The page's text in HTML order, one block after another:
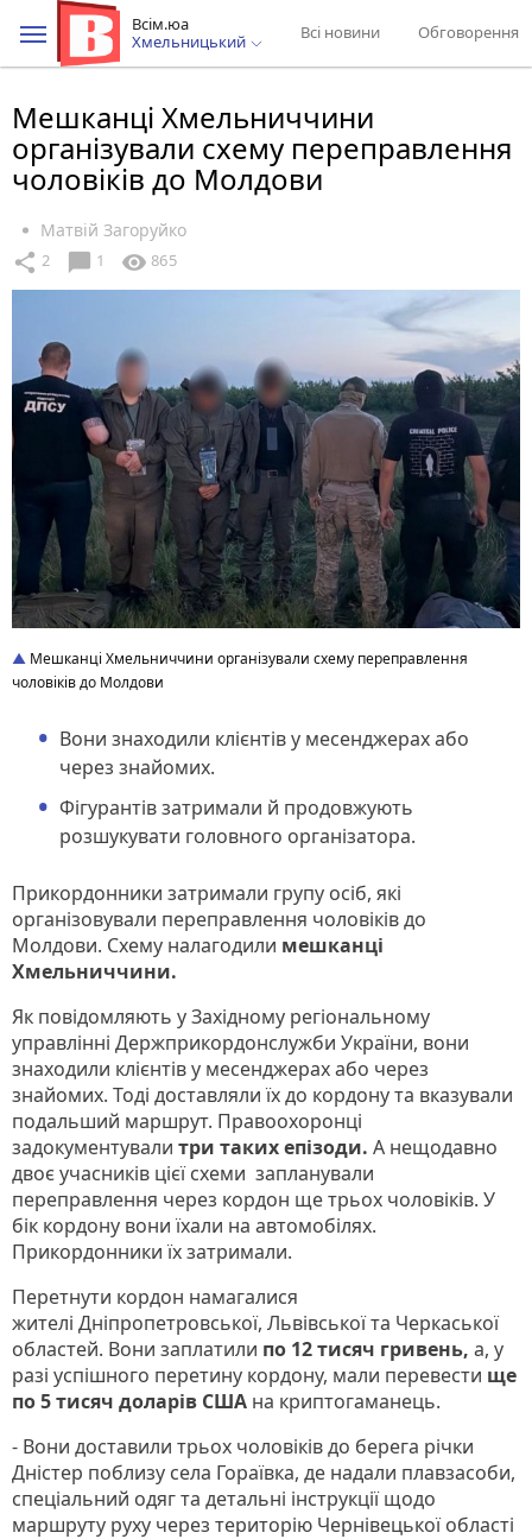
Всім.юа
Хмельницький
Всі новини Обговорення
Мешканці Хмельниччини
організували схему переправлення
чоловіків до Молдови
Матвій Загоруйко
share 2 chat_bubble 1 visibility 865
Мешканці Хмельниччини організували схему переправлення
чоловіків до Молдови
Вони знаходили клієнтів у месенджерах або
через знайомих.
Фігурантів затримали й продовжують
розшукувати головного організатора.
Прикордонники затримали групу осіб, які
організовували переправлення чоловіків до
Молдови. Схему налагодили мешканці
Хмельниччини.
Як повідомляють у Західному регіональному
управлінні Держприкордонслужби України, вони
знаходили клієнтів у месенджерах або через
знайомих. Тоді доставляли їх до кордону та вказували
подальший маршрут. Правоохоронці
задокументували три таких епізоди. А нещодавно
двоє учасників цієї схеми запланували
переправлення через кордон ще трьох чоловіків. У
бік кордону вони їхали на автомобілях.
Прикордонники їх затримали.
Перетнути кордон намагалися
жителі Дніпропетровської, Львівської та Черкаської
областей. Вони заплатили по 12 тисяч гривень, а, у
разі успішного перетину кордону, мали перевести ще
по 5 тисяч доларів США на криптогаманець.
- Вони доставили трьох чоловіків до берега річки
Дністер поблизу села Гораївка, де надали плавзасоби,
спеціальний одяг та детальні інструкції щодо
маршруту руху через територію Чернівецької області